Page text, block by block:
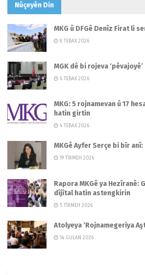
Nûçeyên Din
MKG û DFGê Denîz Firat li
8 TEBAX 2026
MGK dê bi rojeva
6 TEBAX 2026
MKG: 5 rojnamevan û 17
hatin girtin
4 TEBAX 2026
MKGê Ayfer Serçe bi bîr
19 TÎRMEH 2026
Rapora MKGê ya Hezîranê:
dîjîtal hatin astengkirin
5 TÎRMEH 2026
Atolyeya ‘Rojnamegeriya
14 GULAN 2026